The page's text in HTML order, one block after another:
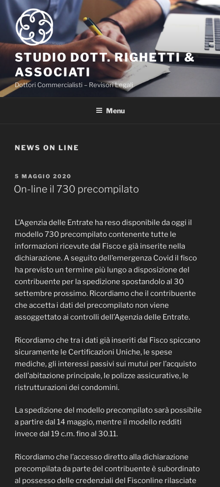
Salta
contenuto
STUDIO DOTT. RIGHETTI &
ASSOCIATI
Dottori Commercialisti – Revisori Legali
Menu
NEWS ON LINE
PUBBLICATO
IL
5 MAGGIO 2020
On-line il 730 precompilato
L’Agenzia delle Entrate ha reso disponibile da oggi il
modello 730 precompilato contenente tutte le
informazioni ricevute dal Fisco e già inserite nella
dichiarazione. A seguito dell’emergenza Covid il fisco
ha previsto un termine più lungo a disposizione del
contribuente per la spedizione spostandolo al 30
settembre prossimo. Ricordiamo che il contribuente
che accetta i dati del precompilato non viene
assoggettato ai controlli dell’Agenzia delle Entrate.
Ricordiamo che tra i dati già inseriti dal Fisco spiccano
sicuramente le Certificazioni Uniche, le spese
mediche, gli interessi passivi sui mutui per l’acquisto
dell’abitazione principale, le polizze assicurative, le
ristrutturazioni dei condomini.
La spedizione del modello precompilato sarà possibile
a partire dal 14 maggio, mentre il modello redditi
invece dal 19 c.m. fino al 30.11.
Ricordiamo che l’accesso diretto alla dichiarazione
precompilata da parte del contribuente è subordinato
al possesso delle credenziali del Fisconline rilasciate